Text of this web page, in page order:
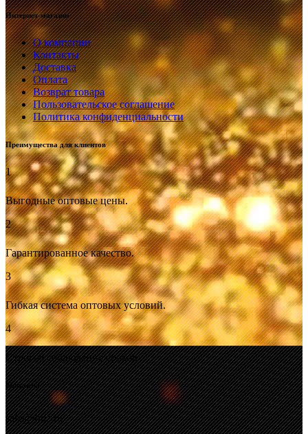
Интернет-магазин
О компании
Контакты
Доставка
Оплата
Возврат товара
Пользовательское соглашение
Политика конфиденциальности
Преимущества для клиентов
1
Выгодные оптовые цены.
2
Гарантированное качество.
3
Гибкая система оптовых условий.
4
Строгое соблюдение сроков
Контакты
sale@4mz.ru